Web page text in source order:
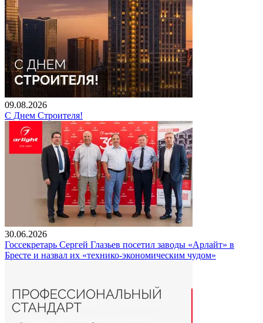
09.08.2026
С Днем Строителя!
30.06.2026
Госсекретарь Сергей Глазьев посетил заводы «Арлайт» в
Бресте и назвал их «технико-экономическим чудом»